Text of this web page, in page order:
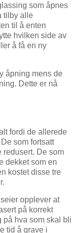
som åpnes
tilby alle
til å enten
hvilken side av
å få en ny
åpning mens de
Dette er nå
fordi de allerede
som fortsatt
redusert. De som
dekket som en
kostet disse tre
opplever at
på korrekt
på hva som skal bli
tid å grave i